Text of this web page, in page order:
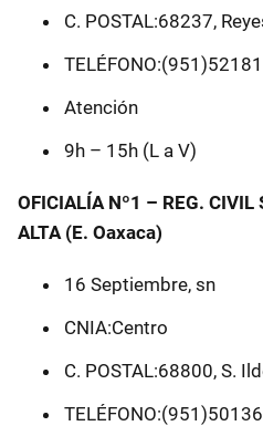
C. POSTAL:68237,
Atención
9h – 15h (L a V)
OFICIALÍA Nº1 – REG. CIVIL
ALTA (E. Oaxaca)
16 Septiembre, sn
CNIA:Centro
C. POSTAL:68800, S.